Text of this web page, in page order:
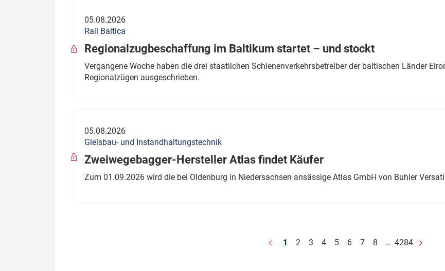
05.08.2026
Rail Baltica
Regionalzugbeschaffung im Baltikum startet – und stockt
Vergangene Woche haben die drei staatlichen Schienenverkehrsbetreiber der baltischen Länder
Regionalzügen ausgeschrieben.
05.08.2026
Gleisbau- und Instandhaltungstechnik
Zweiwegebagger-Hersteller Atlas findet Käufer
Zum 01.09.2026 wird die bei Oldenburg in Niedersachsen ansässige Atlas GmbH von Buhler
1 2 3 4 5 6 7 8 … 4284